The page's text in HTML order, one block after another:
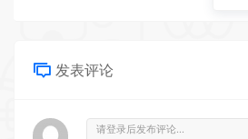
发表评论